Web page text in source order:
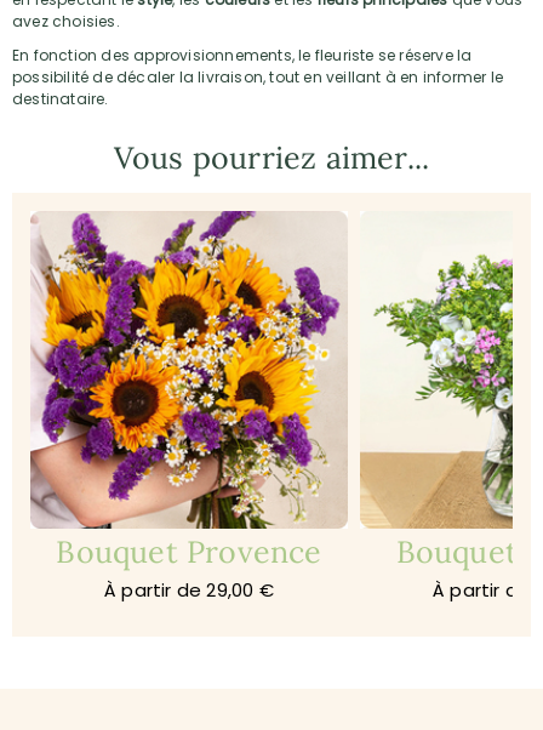
avez choisies.
En fonction des approvisionnements, le fleuriste se réserve la
possibilité de décaler la livraison, tout en veillant à en informer le
destinataire.
Vous pourriez aimer...
Bouquet Provence
À partir de 29,00 €
Bouquet
À partir de